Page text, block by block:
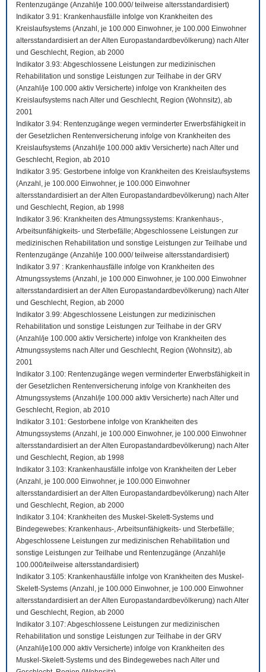
Rentenzugänge (Anzahl/je 100.000/ teilweise altersstandardisiert)
Indikator 3.91: Krankenhausfälle infolge von Krankheiten des
Kreislaufsystems (Anzahl, je 100.000 Einwohner, je 100.000 Einwohner
altersstandardisiert an der Alten Europastandardbevölkerung) nach Alter
und Geschlecht, Region, ab 2000
Indikator 3.93: Abgeschlossene Leistungen zur medizinischen
Rehabilitation und sonstige Leistungen zur Teilhabe in der GRV
(Anzahl/je 100.000 aktiv Versicherte) infolge von Krankheiten des
Kreislaufsystems nach Alter und Geschlecht, Region (Wohnsitz), ab
2001
Indikator 3.94: Rentenzugänge wegen verminderter Erwerbsfähigkeit in
der Gesetzlichen Rentenversicherung infolge von Krankheiten des
Kreislaufsystems (Anzahl/je 100.000 aktiv Versicherte) nach Alter und
Geschlecht, Region, ab 2010
Indikator 3.95: Gestorbene infolge von Krankheiten des Kreislaufsystems
(Anzahl, je 100.000 Einwohner, je 100.000 Einwohner
altersstandardisiert an der Alten Europastandardbevölkerung) nach Alter
und Geschlecht, Region, ab 1998
Indikator 3.96: Krankheiten des Atmungssystems: Krankenhaus-,
Arbeitsunfähigkeits- und Sterbefälle; Abgeschlossene Leistungen zur
medizinischen Rehabilitation und sonstige Leistungen zur Teilhabe und
Rentenzugänge (Anzahl/je 100.000/ teilweise altersstandardisiert)
Indikator 3.97 : Krankenhausfälle infolge von Krankheiten des
Atmungssystems (Anzahl, je 100.000 Einwohner, je 100.000 Einwohner
altersstandardisiert an der Alten Europastandardbevölkerung) nach Alter
und Geschlecht, Region, ab 2000
Indikator 3.99: Abgeschlossene Leistungen zur medizinischen
Rehabilitation und sonstige Leistungen zur Teilhabe in der GRV
(Anzahl/je 100.000 aktiv Versicherte) infolge von Krankheiten des
Atmungssystems nach Alter und Geschlecht, Region (Wohnsitz), ab
2001
Indikator 3.100: Rentenzugänge wegen verminderter Erwerbsfähigkeit in
der Gesetzlichen Rentenversicherung infolge von Krankheiten des
Atmungssystems (Anzahl/je 100.000 aktiv Versicherte) nach Alter und
Geschlecht, Region, ab 2010
Indikator 3.101: Gestorbene infolge von Krankheiten des
Atmungssystems (Anzahl, je 100.000 Einwohner, je 100.000 Einwohner
altersstandardisiert an der Alten Europastandardbevölkerung) nach Alter
und Geschlecht, Region, ab 1998
Indikator 3.103: Krankenhausfälle infolge von Krankheiten der Leber
(Anzahl, je 100.000 Einwohner, je 100.000 Einwohner
altersstandardisiert an der Alten Europastandardbevölkerung) nach Alter
und Geschlecht, Region, ab 2000
Indikator 3.104: Krankheiten des Muskel-Skelett-Systems und
Bindegewebes: Krankenhaus-, Arbeitsunfähigkeits- und Sterbefälle;
Abgeschlossene Leistungen zur medizinischen Rehabilitation und
sonstige Leistungen zur Teilhabe und Rentenzugänge (Anzahl/je
100.000/teilweise altersstandardisiert)
Indikator 3.105: Krankenhausfälle infolge von Krankheiten des Muskel-
Skelett-Systems (Anzahl, je 100.000 Einwohner, je 100.000 Einwohner
altersstandardisiert an der Alten Europastandardbevölkerung) nach Alter
und Geschlecht, Region, ab 2000
Indikator 3.107: Abgeschlossene Leistungen zur medizinischen
Rehabilitation und sonstige Leistungen zur Teilhabe in der GRV
(Anzahl/je100.000 aktiv Versicherte) infolge von Krankheiten des
Muskel-Skelett-Systems und des Bindegewebes nach Alter und